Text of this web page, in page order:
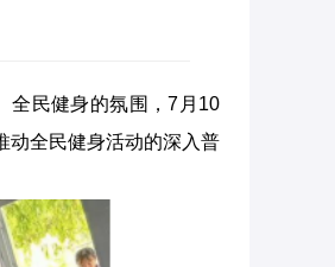
全民健身的氛围，7月10
动全民健身活动的深入普